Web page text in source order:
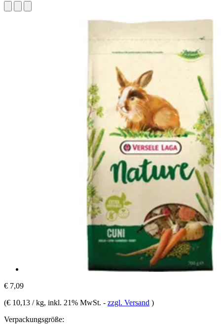
€ 7,09
(€ 10,13 / kg, inkl. 21% MwSt. - zzgl. Versand )
Verpackungsgröße: